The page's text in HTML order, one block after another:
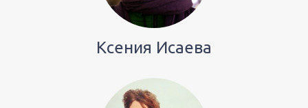
Ксения Исаева